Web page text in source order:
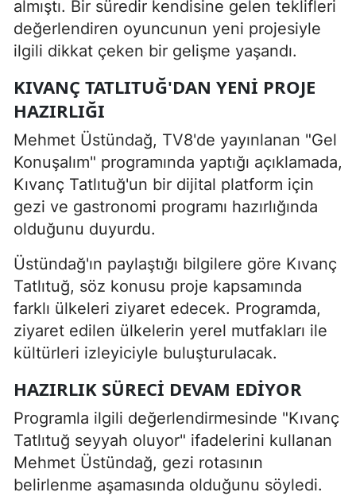
almıştı. Bir süredir kendisine gelen teklifleri
değerlendiren oyuncunun yeni projesiyle
ilgili dikkat çeken bir gelişme yaşandı.
KIVANÇ TATLITUĞ'DAN YENI PROJE
HAZIRLIĞI
Mehmet Üstündağ, TV8'de yayınlanan "Gel
Konuşalım" programında yaptığı açıklamada,
Kıvanç Tatlıtuğ'un bir dijital platform için
gezi ve gastronomi programı hazırlığında
olduğunu duyurdu.
Üstündağ'ın paylaştığı bilgilere göre Kıvanç
Tatlıtuğ, söz konusu proje kapsamında
farklı ülkeleri ziyaret edecek. Programda,
ziyaret edilen ülkelerin yerel mutfakları ile
kültürleri izleyiciyle buluşturulacak.
HAZIRLIK SÜRECI DEVAM EDIYOR
Programla ilgili değerlendirmesinde "Kıvanç
Tatlıtuğ seyyah oluyor" ifadelerini kullanan
Mehmet Üstündağ, gezi rotasının
belirlenme aşamasında olduğunu söyledi.